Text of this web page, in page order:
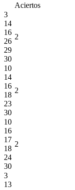
Aciertos
3
14
16
26
29
30
2
10
14
16
18
23
30
2
10
16
17
18
24
30
2
3
13